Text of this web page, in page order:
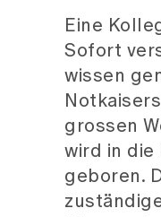
Eine
Sofort
wissen
grossen
wird in die
geboren.